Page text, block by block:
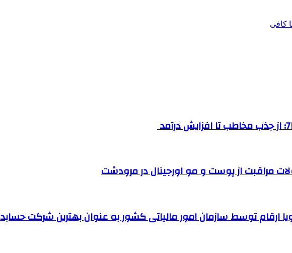
کافی
مراقبت از پوست و مو اورجینال در مرودشت
توسط سازمان امور مالیاتی کشور به عنوان بهترین شرکت